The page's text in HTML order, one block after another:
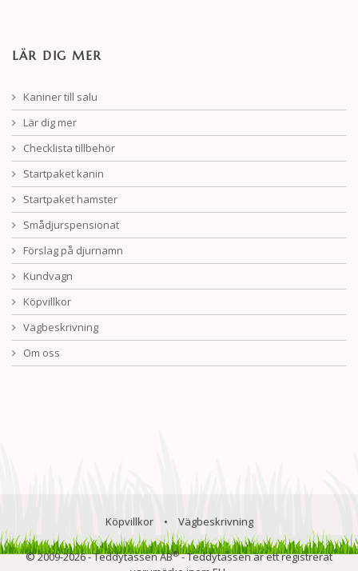
LÄR DIG MER
Kaniner till salu
Lär dig mer
Checklista tillbehör
Startpaket kanin
Startpaket hamster
Smådjurspensionat
Förslag på djurnamn
Kundvagn
Köpvillkor
Vägbeskrivning
Om oss
Köpvillkor • Vägbeskrivning
© 2009-2026 - Teddytassen AB®- Teddytassen är ett registrerat